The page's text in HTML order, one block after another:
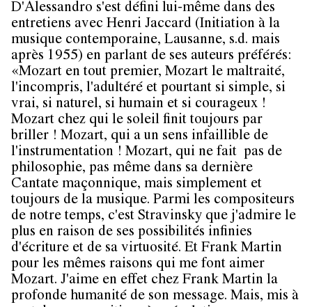
D'Alessandro s'est défini lui-même dans des
entretiens avec Henri Jaccard (Initiation à la
musique contemporaine, Lausanne, s.d. mais
après 1955) en parlant de ses auteurs préférés:
«Mozart en tout premier, Mozart le maltraité,
l'incompris, l'adultéré et pourtant si simple, si
vrai, si naturel, si humain et si courageux !
Mozart chez qui le soleil finit toujours par
briller ! Mozart, qui a un sens infaillible de
l'instrumentation ! Mozart, qui ne fait pas de
philosophie, pas même dans sa dernière
Cantate maçonnique, mais simplement et
toujours de la musique. Parmi les compositeurs
de notre temps, c'est Stravinsky que j'admire le
plus en raison de ses possibilités infinies
d'écriture et de sa virtuosité. Et Frank Martin
pour les mêmes raisons qui me font aimer
Mozart. J'aime en effet chez Frank Martin la
profonde humanité de son message. Mais, mis à